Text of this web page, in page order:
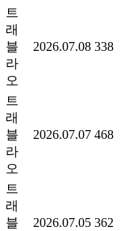
트
래
블
라
오
2026.07.08 338
트
래
블
라
오
2026.07.07 468
트
래
블
2026.07.05 362